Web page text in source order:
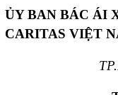
ỦY BAN BÁC ÁI
CARITAS VIỆT